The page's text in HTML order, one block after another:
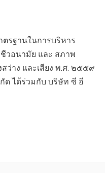
รฐานในการบริหาร
วอนามัย และ สภาพ
ว่าง และเสียง พ.ศ. ๒๕๕๙
ด ได้ร่วมกับ บริษัท ซี อี